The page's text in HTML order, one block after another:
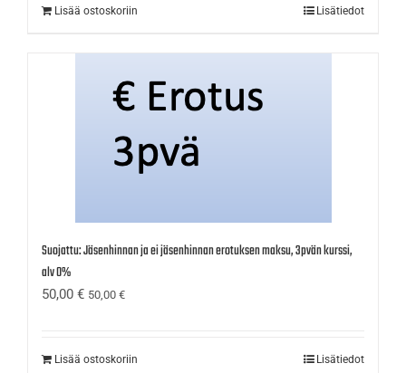
Lisää ostoskoriin Lisätiedot
Suojattu: Jäsenhinnan ja ei jäsenhinnan erotuksen maksu, 3pvän kurssi,
alv 0%
50,00 € 50,00 €
Lisää ostoskoriin Lisätiedot